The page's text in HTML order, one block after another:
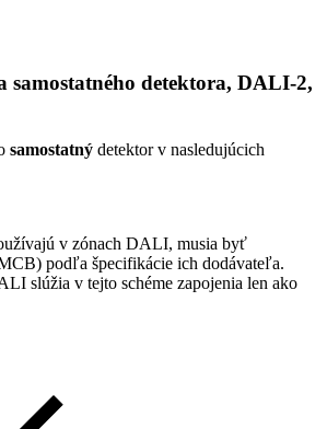
samostatného detektora, DALI-2,
samostatný detektor v nasledujúcich
v zónach DALI, musia byť
podľa špecifikácie ich dodávateľa.
slúžia v tejto schéme zapojenia len ako